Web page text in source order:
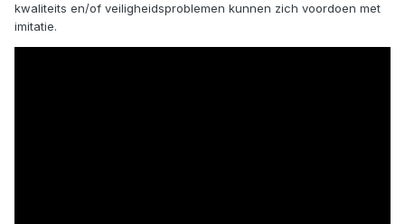
kwaliteits en/of veiligheidsproblemen kunnen zich voordoen met
imitatie.